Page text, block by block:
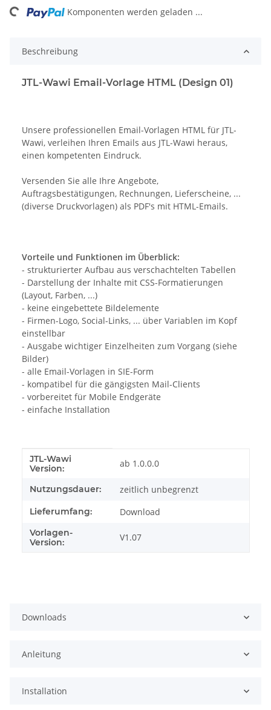
Komponenten werden geladen ...
Beschreibung
JTL-Wawi Email-Vorlage HTML (Design 01)
Unsere professionellen Email-Vorlagen HTML für JTL-
Wawi, verleihen Ihren Emails aus JTL-Wawi heraus,
einen kompetenten Eindruck.
Versenden Sie alle Ihre Angebote,
Auftragsbestätigungen, Rechnungen, Lieferscheine, ...
(diverse Druckvorlagen) als PDF's mit HTML-Emails.
Vorteile und Funktionen im Überblick:
- strukturierter Aufbau aus verschachtelten Tabellen
- Darstellung der Inhalte mit CSS-Formatierungen
(Layout, Farben, ...)
- keine eingebettete Bildelemente
- Firmen-Logo, Social-Links, ... über Variablen im Kopf
einstellbar
- Ausgabe wichtiger Einzelheiten zum Vorgang (siehe
Bilder)
- alle Email-Vorlagen in SIE-Form
- kompatibel für die gängigsten Mail-Clients
- vorbereitet für Mobile Endgeräte
- einfache Installation
Produkteigenschaft
Wert
JTL-Wawi
Version:
ab 1.0.0.0
Nutzungsdauer: zeitlich unbegrenzt
Lieferumfang: Download
Vorlagen-
Version:
V1.07
Downloads
Anleitung
Installation